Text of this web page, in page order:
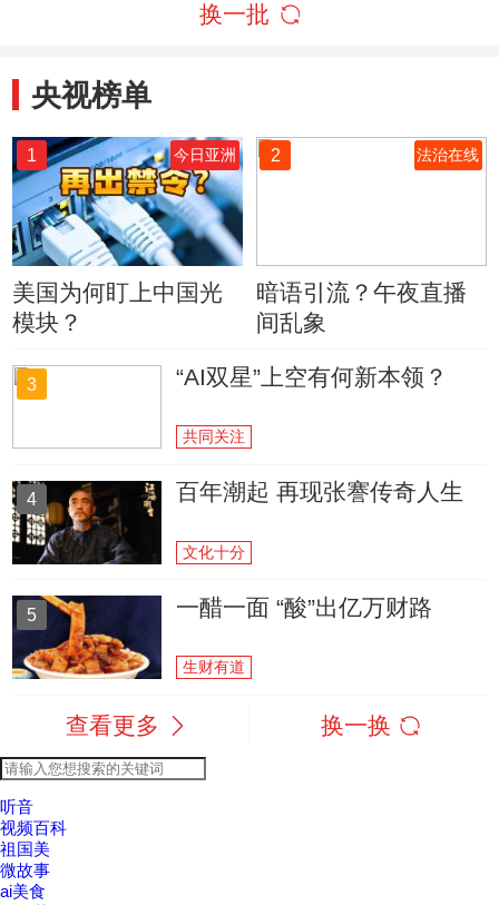
换一批
央视榜单
1 今日亚洲
美国为何盯上中国光
模块？
2 法治在线
暗语引流？午夜直播
间乱象
3 “AI双星”上空有何新本领？
共同关注
4 百年潮起 再现张謇传奇人生
文化十分
5 一醋一面 “酸”出亿万财路
生财有道
查看更多 换一换
听音
视频百科
祖国美
微故事
ai美食